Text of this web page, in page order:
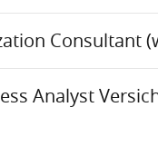
Consultant
Analyst